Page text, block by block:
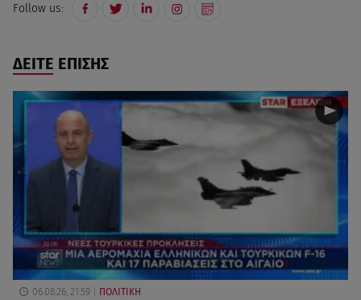
Follow us:
ΔΕΙΤΕ ΕΠΙΣΗΣ
06.08.26, 21:59 ΠΟΛΙΤΙΚΗ